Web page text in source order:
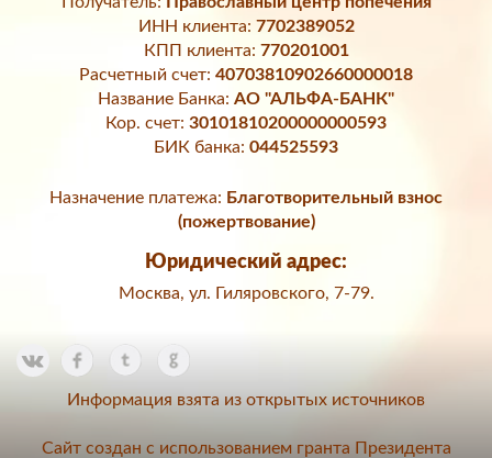
ИНН клиента: 7702389052
КПП клиента: 770201001
Расчетный счет: 40703810902660000018
Название Банка: АО "АЛЬФА-БАНК"
Кор. счет: 30101810200000000593
БИК банка: 044525593
Назначение платежа: Благотворительный взнос
(пожертвование)
Юридический адрес:
Москва, ул. Гиляровского, 7-79.
Информация взята из открытых источников
Сайт создан с использованием гранта Президента